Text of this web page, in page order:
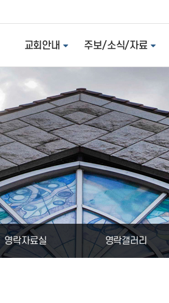
교회안내 주보/소식/자료
영락자료실 영락갤러리